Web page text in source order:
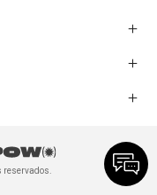
reservados.